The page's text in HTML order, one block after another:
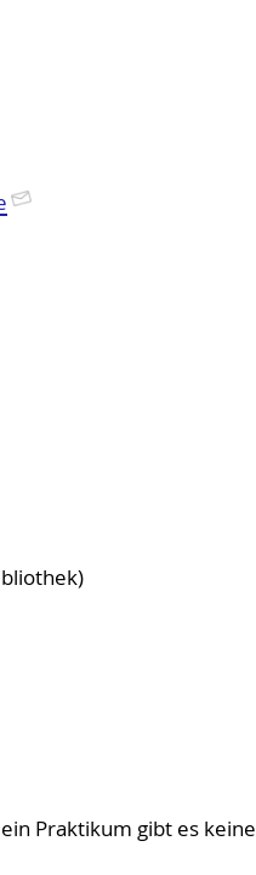
Praktikum gibt es keine